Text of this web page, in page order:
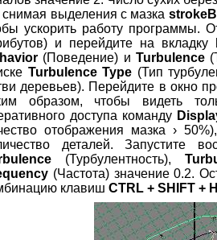
выделения с мазка
ускорить работу программы.
и перейдите на вкладку
(Поведение) и Turbulence
Turbulence Type (Тип
деревьев). Перейдите в окно
образом, чтобы видеть
доступа команду
отображения мазка ›
деталей. Запустите
(Турбулентность),
(Частота) значение 0.2.
клавиш CTRL + SHIFT + H